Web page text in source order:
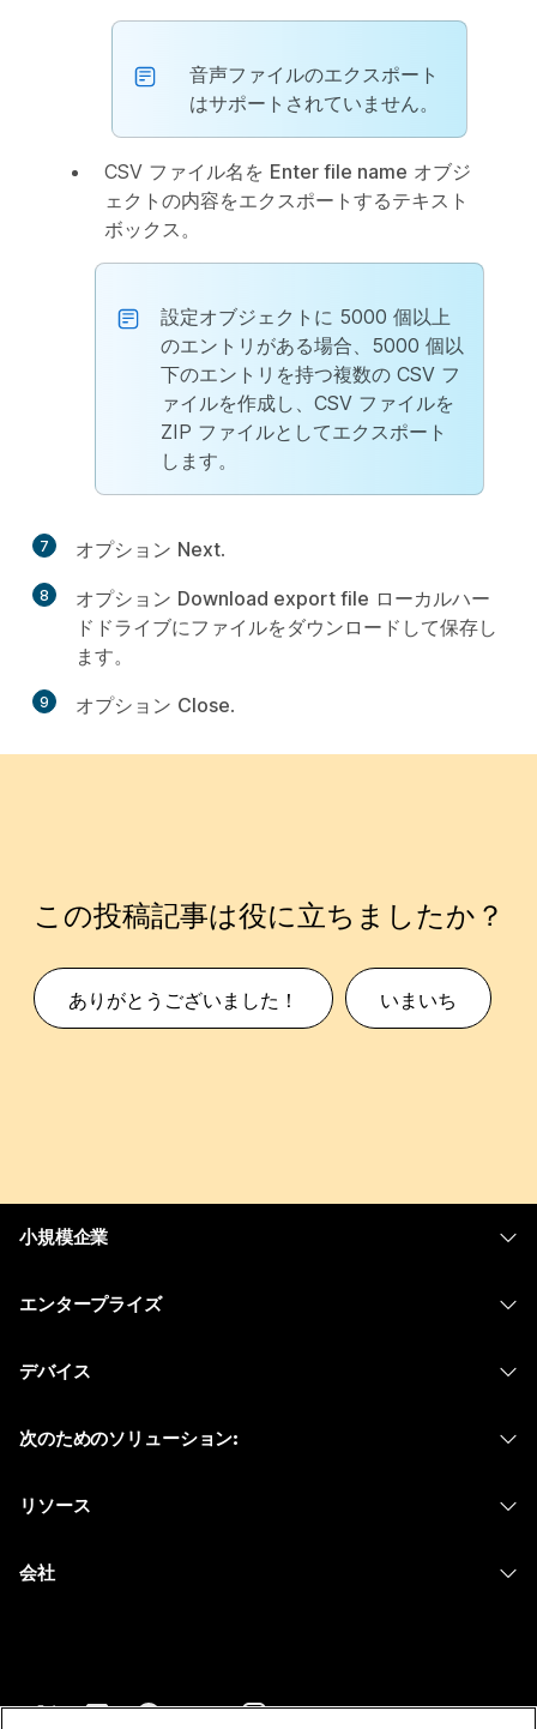
音声ファイルのエクスポート
はサポートされていません。
CSV ファイル名を Enter file name オブジ
ェクトの内容をエクスポートするテキスト
ボックス。
設定オブジェクトに 5000 個以上
のエントリがある場合、5000 個以
下のエントリを持つ複数の CSV フ
ァイルを作成し、CSV ファイルを
ZIP ファイルとしてエクスポート
します。
7 オプション Next.
8 オプション Download export file ローカルハー
ドドライブにファイルをダウンロードして保存し
ます。
9 オプション Close.
この投稿記事は役に立ちましたか？
ありがとうございました！ いまいち
小規模企業
エンタープライズ
Meetings
デバイス
次のためのソリューション:
リソース
会社
セールスに問い合わせ